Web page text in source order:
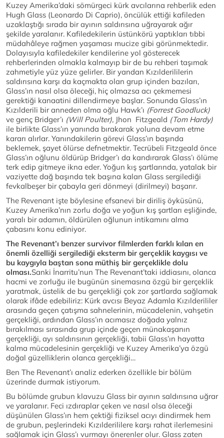
Kuzey Amerika’daki sömürgeci kürk avcılarına rehberlik eden
Hugh Glass (Leonardo Di Caprio), öncülük ettiği kafileden
uzaklaştığı sırada bir ayının saldırısına uğrayarak ağır
şekilde yaralanır. Kafiledekilerin üstünkörü yaptıkları tıbbi
müdahâleye rağmen yaşaması mucize gibi görünmektedir.
Dolayısıyla kafiledekiler kendilerine yol gösterecek
rehberlerinden olmakla kalmayıp bir de bu rehberi taşımak
zahmetiyle yüz yüze gelirler. Bir yandan Kızılderililerin
saldırısına karşı da kaçmakta olan grup içinden bazıları,
Glass’ın nasıl olsa öleceği, hiç olmazsa acı çekmemesi
gerektiği kanaatini dillendirmeye başlar. Sonunda Glass’ın
Kızılderili bir anneden olma oğlu Hawk’ı (Forrest Goodluck)
ve genç Bridger’ı (Will Poulter), Jhon Fitzgeald (Tom Hardy)
ile birlikte Glass’ın yanında bırakarak yoluna devam etme
kararı alırlar. Yanındakilerin görevi Glass’ın başında
beklemek, şayet ölürse defnetmektir. Tecrübeli Fitzgeald önce
Glass’ın oğlunu öldürüp Bridger’ı da kandırarak Glass’ı ölüme
terk edip gitmeye ikna eder. Yoğun kış şartlarında, yatalak bir
vaziyette dağ başında tek başına kalan Glass sergilediği
fevkalbeşer bir çabayla geri dönmeyi (dirilmeyi) başarır.
The Revenant işte böylesine efsanevi bir diriliş öyküsünü,
Kuzey Amerika’nın zorlu doğa ve yoğun kış şartları eşliğinde,
yaralı bir adamın, öldürülen oğlunun intikamını alma
çabasını konu ediniyor.
The Revenant’ı benzer survivor filmlerden farklı kılan en
önemli özelliği sergilediği eksterm bir gerçeklik kaygısı ve
bu kaygıyla baştan sona müthiş bir gerçeklikle dolu
olması.Sanki İnarritu’nun The Revenant’taki iddiasını, olanca
hacmi ve zorluğu ile bugünün sinemasına özgü bir gerçeklik
yaratmak, üstelik de bu gerçekliği çok zor şartlarda sağlamak
olarak ifâde edebiliriz: Kürk avcısı Beyaz Adamla Kızılderililer
arasında geçen çatışma sahnelerinin, mücadelenin, vahşetin
gerçekliği, ardından Glass’ın acımasız doğada yalnız
bırakılması sırasında grup içinde geçen münakaşanın
gerçekliği, ayı saldırısının gerçekliği, tabii Glass’ın hayatta
kalma mücadelesinin gerçekliği ve Kuzey Amerika’ya özgü
doğal güzelliklerin olanca gerçekliği…
Ben The Revenant’ı analiz ederken özellikle bir bölüm
üzerinde durmak istiyorum.
Bu bölümde grubun klavuzu Glass bir ayının saldırısına uğrar
ve yaralanır. Feci ızdıraplar çeken ve nasıl olsa öleceği
düşünülen Glass’ın hem çektiği fiziksel acıyı dindirmek hem
de grubun, peşlerindeki Kızılderililere karşı rahat ilerlemesini
sağlamak için Glass’ı vurmayı önerenler olur. Glass zaten